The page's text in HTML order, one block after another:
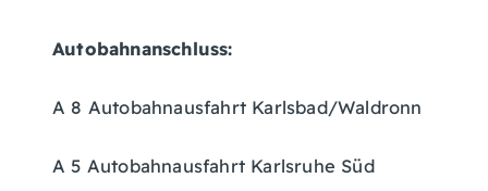
Autobahnanschluss:
A 8 Autobahnausfahrt Karlsbad/Waldronn
A 5 Autobahnausfahrt Karlsruhe Süd